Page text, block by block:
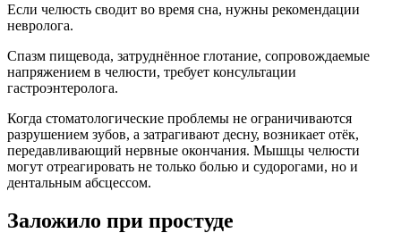
Если челюсть сводит во время сна, нужны рекомендации
невролога.
Спазм пищевода, затруднённое глотание, сопровождаемые
напряжением в челюсти, требует консультации
гастроэнтеролога.
Когда стоматологические проблемы не ограничиваются
разрушением зубов, а затрагивают десну, возникает отёк,
передавливающий нервные окончания. Мышцы челюсти
могут отреагировать не только болью и судорогами, но и
дентальным абсцессом.
Заложило при простуде